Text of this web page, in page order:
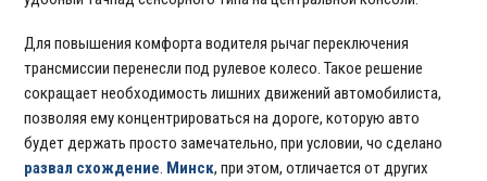
Для повышения комфорта водителя рычаг переключения
трансмиссии перенесли под рулевое колесо. Такое решение
сокращает необходимость лишних движений автомобилиста,
позволяя ему концентрироваться на дороге, которую авто
будет держать просто замечательно, при условии, чо сделано
развал схождение. Минск, при этом, отличается от других